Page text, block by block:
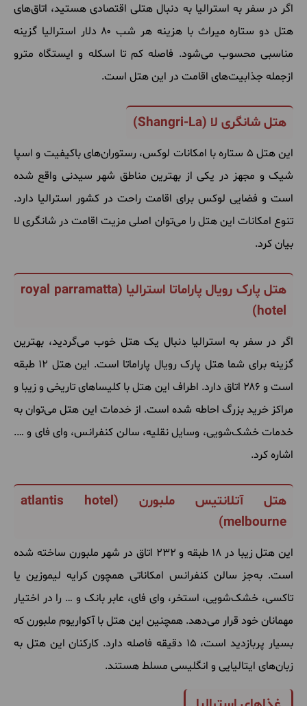
اگر در سفر به استرالیا به دنبال هتلی اقتصادی هستید، اتاقهای
هتل دو ستاره میراث با هزینه هر شب ۸۰ دلار استرالیا گزینه
مناسبی محسوب میشود. فاصله کم تا اسکله و ایستگاه مترو
ازجمله جذابیتهای اقامت در اینهتل است.
هتل شانگری لا (Shangri-La
)
اینهتل ۵ ستاره با امکانات لوکس، رستورانهایباکیفیت و اسپا
شیک و مجهز در یکی از بهترین مناطق شهر سیدنی واقع شده
است و فضایی لوکس برای اقامت راحت در کشور استرالیا دارد.
تنوع امکانات اینهتل را میتوان اصلی مزیت اقامت در شانگری لا
بیانکرد.
هتل پارک رویال پاراماتا استرالیا (royal parramatta
hotel
)
اگر در سفر به استرالیا دنبال یک هتل خوب میگردید، بهترین
گزینه برای شما هتل پارک رویال پاراماتا است. این هتل ۱۲ طبقه
است و ۲۸۶ اتاق دارد. اطراف این هتل با کلیساهایتاریخی و زیبا و
مراکز خریدبزرگ احاطه شده است. از خدمات این هتل میتوانبه
خدماتخشکشویی، وسایل نقلیه، سالن کنفرانس، وای فای و ….
اشاره کرد.
هتل آتلانتیس ملبورن (atlantis hotel
melbourne
)
این هتل زیبا در ۱۸ طبقه و ۲۳۲ اتاق در شهر ملبورن ساخته شده
است. بهجز سالن کنفرانس امکاناتی همچون کرایه لیموزین یا
تاکسی، خشکشویی، استخر، وای فای، عابر بانک و … را در اختیار
مهمانانخود قرار میدهد.همچنین این هتل با آکواریوم ملبورنکه
بسیار پربازدید است، ۱۵ دقیقه فاصله دارد. کارکنان این هتل به
زبانهای ایتالیایی و انگلیسی مسلطهستند.